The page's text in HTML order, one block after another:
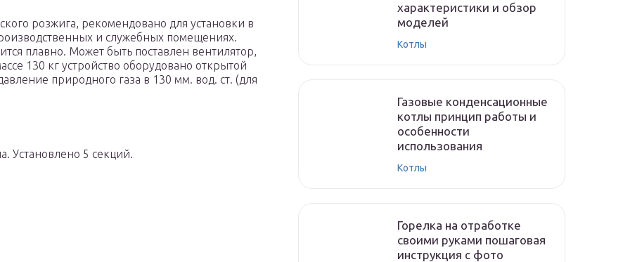
розжига, рекомендовано для установки в
и служебных помещениях.
плавно. Может быть поставлен вентилятор,
130 кг устройство оборудовано открытой
природного газа в 130 мм. вод. ст. (для
Установлено 5 секций.
характеристики и обзор
моделей
Котлы
Газовые конденсационные
котлы принцип работы и
особенности
использования
Котлы
Горелка на отработке
своими руками пошаговая
инструкция с фото